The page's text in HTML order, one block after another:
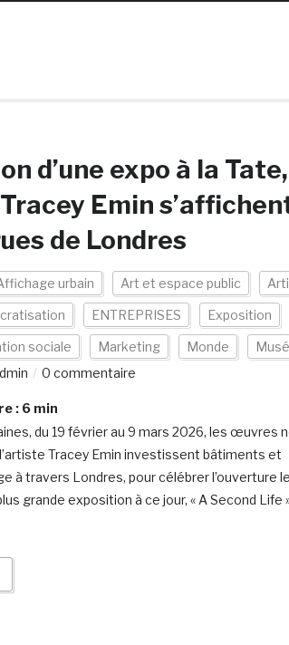
d’une expo à la
Emin
de Londres
urbain Art et espace public
ENTREPRISES Exposition
sociale Marketing Monde
0 commentaire
: 6 min
du 19 février au 9 mars 2026, les œuvres
Tracey Emin investissent bâtiments et
à travers Londres, pour célébrer l’ouverture
grande exposition à ce jour, « A Second Life